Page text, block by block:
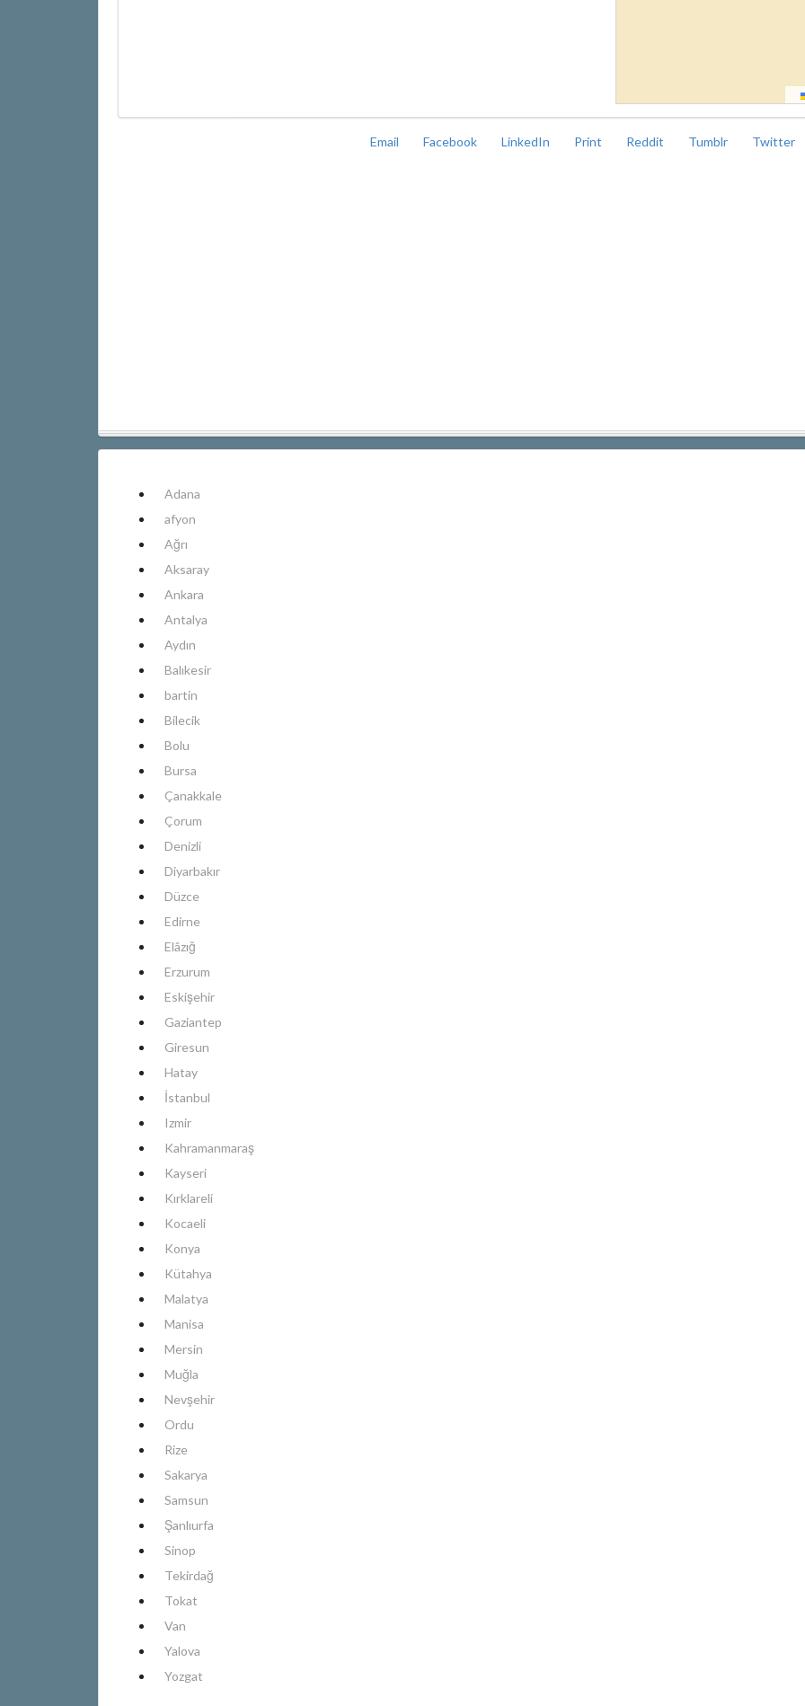
Email Facebook LinkedIn Print Reddit Tumblr Twitter
Adana
afyon
Ağrı
Aksaray
Ankara
Antalya
Aydın
Balıkesir
bartin
Bilecik
Bolu
Bursa
Çanakkale
Çorum
Denizli
Diyarbakır
Düzce
Edirne
Elâzığ
Erzurum
Eskişehir
Gaziantep
Giresun
Hatay
İstanbul
Izmir
Kahramanmaraş
Kayseri
Kırklareli
Kocaeli
Konya
Kütahya
Malatya
Manisa
Mersin
Muğla
Nevşehir
Ordu
Rize
Sakarya
Samsun
Şanlıurfa
Sinop
Tekirdağ
Tokat
Van
Yalova
Yozgat